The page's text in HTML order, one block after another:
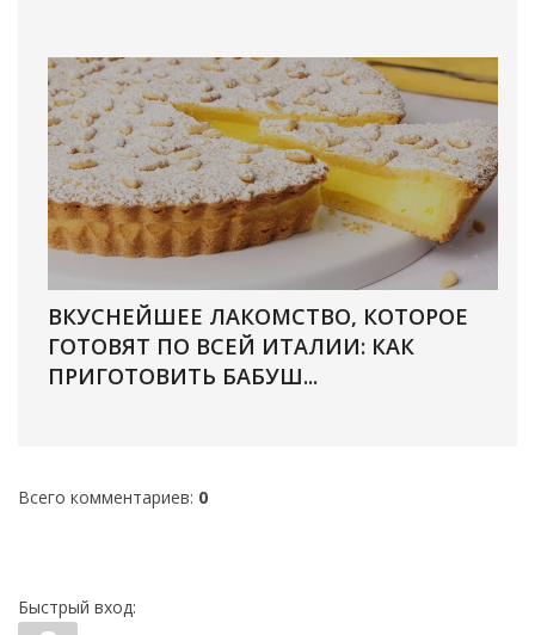
ВКУСНЕЙШЕЕ ЛАКОМСТВО, КОТОРОЕ
ГОТОВЯТ ПО ВСЕЙ ИТАЛИИ: КАК
ПРИГОТОВИТЬ БАБУШ...
Всего комментариев: 0
Быстрый вход: